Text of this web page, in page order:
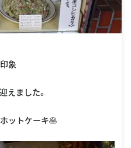
象
えました。
ットケーキ🥞